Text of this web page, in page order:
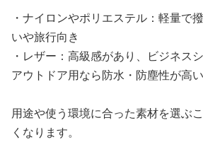
・ナイロンやポリエステル：軽量で
いや旅行向き
・レザー：高級感があり、ビジネス
アウトドア用なら防水・防塵性が高
用途や使う環境に合った素材を選ぶ
くなります。